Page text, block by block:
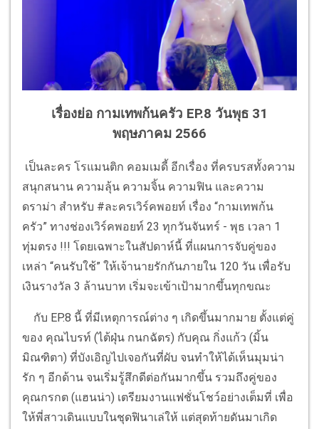
เรื่องย่อ กามเทพก้นครัว EP.8 วันพุธ 31
พฤษภาคม 2566
เป็นละคร โรแมนติก คอมเมดี้ อีกเรื่อง ที่ครบรสทั้งความ
สนุกสนาน ความลุ้น ความจิ้น ความฟิน และความ
ดราม่า สำหรับ #ละครเวิร์คพอยท์ เรื่อง “กามเทพก้น
ครัว” ทางช่องเวิร์คพอยท์ 23 ทุกวันจันทร์ - พุธ เวลา 1
ทุ่มตรง !!! โดยเฉพาะในสัปดาห์นี้ ที่แผนการจับคู่ของ
เหล่า “คนรับใช้” ให้เจ้านายรักกันภายใน 120 วัน เพื่อรับ
เงินรางวัล 3 ล้านบาท เริ่มจะเข้าเป้ามากขึ้นทุกขณะ
กับ EP.8 นี้ ที่มีเหตุการณ์ต่าง ๆ เกิดขึ้นมากมาย ตั้งแต่คู่
ของ คุณไบรท์ (ไต้ฝุ่น กนกฉัตร) กับคุณ กิ่งแก้ว (มิ้น
มิณฑิตา) ที่บังเอิญไปเจอกันที่ผับ จนทำให้ได้เห็นมุมน่า
รัก ๆ อีกด้าน จนเริ่มรู้สึกดีต่อกันมากขึ้น รวมถึงคู่ของ
คุณกรกต (แฮนน่า) เตรียมงานแฟชั่นโชว์อย่างเต็มที่ เพื่อ
ให้พี่สาวเดินแบบในชุดฟินาเล่ให้ แต่สุดท้ายดันมาเกิด